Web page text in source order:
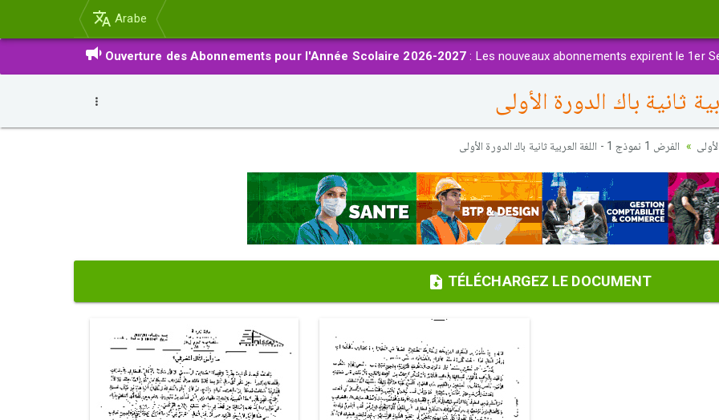
Arabe
Ouverture des Abonnements pour l'Année Scolaire 2026-2027 : Les nouveaux abonnements expirent le 1er
الفرض 1 نموذج 1 - اللغة العربية ثانية باك الدورة الأولى
TÉLÉCHARGEZ LE DOCUMENT